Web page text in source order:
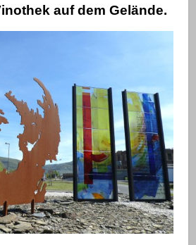
auf dem Gelände.